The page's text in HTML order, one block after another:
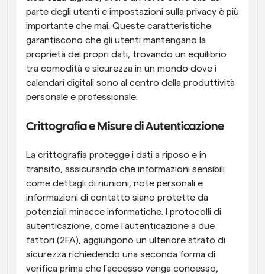
parte degli utenti e impostazioni sulla privacy è più
importante che mai. Queste caratteristiche
garantiscono che gli utenti mantengano la
proprietà dei propri dati, trovando un equilibrio
tra comodità e sicurezza in un mondo dove i
calendari digitali sono al centro della produttività
personale e professionale.
Crittografia e Misure di Autenticazione
La crittografia protegge i dati a riposo e in
transito, assicurando che informazioni sensibili
come dettagli di riunioni, note personali e
informazioni di contatto siano protette da
potenziali minacce informatiche. I protocolli di
autenticazione, come l'autenticazione a due
fattori (2FA), aggiungono un ulteriore strato di
sicurezza richiedendo una seconda forma di
verifica prima che l'accesso venga concesso,